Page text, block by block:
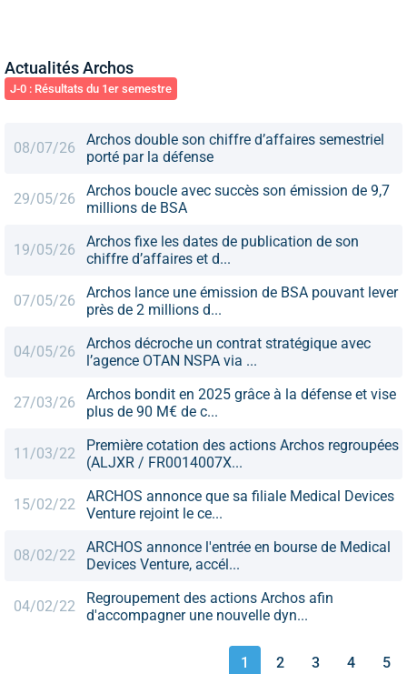
Actualités Archos
J-0 : Résultats du 1er semestre
08/07/26
Archos double son chiffre d’affaires semestriel
porté par la défense
29/05/26
Archos boucle avec succès son émission de 9,7
millions de BSA
19/05/26
Archos fixe les dates de publication de son
chiffre d’affaires et d...
07/05/26
Archos lance une émission de BSA pouvant lever
près de 2 millions d...
04/05/26
Archos décroche un contrat stratégique avec
l’agence OTAN NSPA via ...
27/03/26
Archos bondit en 2025 grâce à la défense et vise
plus de 90 M€ de c...
11/03/22
Première cotation des actions Archos regroupées
(ALJXR / FR0014007X...
15/02/22
ARCHOS annonce que sa filiale Medical Devices
Venture rejoint le ce...
08/02/22
ARCHOS annonce l'entrée en bourse de Medical
Devices Venture, accél...
04/02/22
Regroupement des actions Archos afin
d'accompagner une nouvelle dyn...
1 2 3 4 5